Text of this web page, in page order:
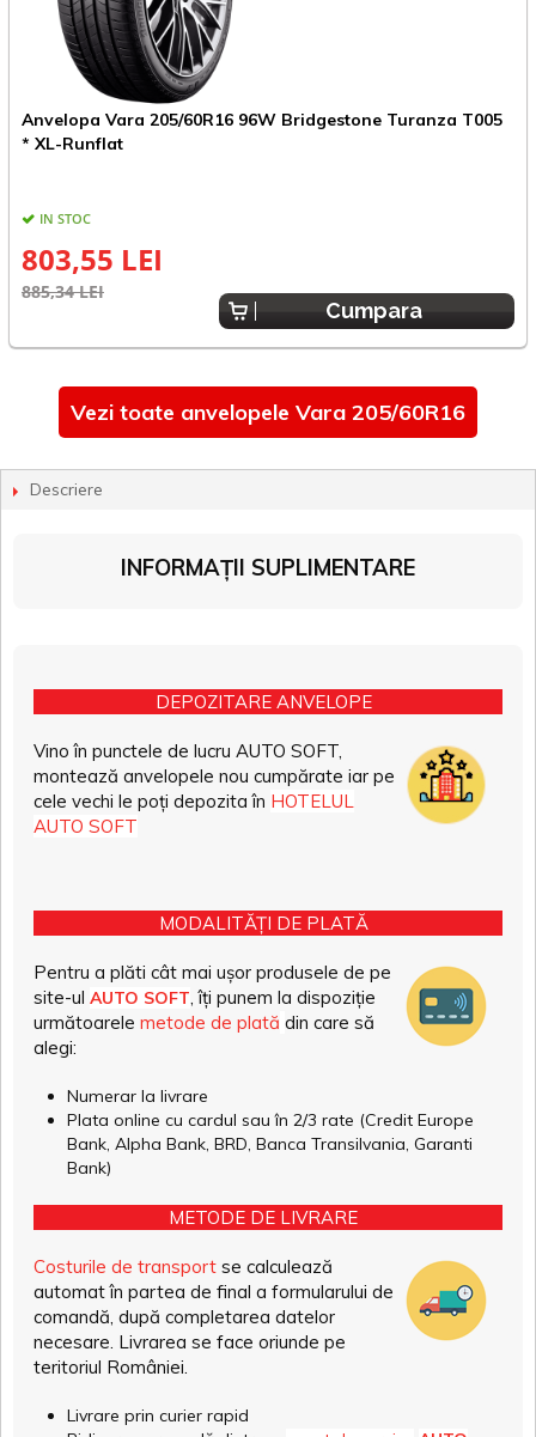
Anvelopa Vara 205/60R16 96W Bridgestone Turanza T005
* XL-Runflat
IN STOC
803,55 LEI
885,34 LEI
Cumpara
Vezi toate anvelopele Vara 205/60R16
Descriere
INFORMAȚII SUPLIMENTARE
DEPOZITARE ANVELOPE
Vino în punctele de lucru AUTO SOFT,
montează anvelopele nou cumpărate iar pe
cele vechi le poți depozita în HOTELUL
AUTO SOFT
MODALITĂȚI DE PLATĂ
Pentru a plăti cât mai ușor produsele de pe
site-ul AUTO SOFT, îți punem la dispoziție
următoarele metode de plată din care să
alegi:
Numerar la livrare
Plata online cu cardul sau în 2/3 rate (Credit Europe
Bank, Alpha Bank, BRD, Banca Transilvania, Garanti
Bank)
METODE DE LIVRARE
Costurile de transport se calculează
automat în partea de final a formularului de
comandă, după completarea datelor
necesare. Livrarea se face oriunde pe
teritoriul României.
Livrare prin curier rapid